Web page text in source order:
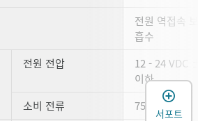
전원 역접속
흡수
전원 전압
12 - 24 VDC
이하
소비 전류
75 mA 이하
서포트